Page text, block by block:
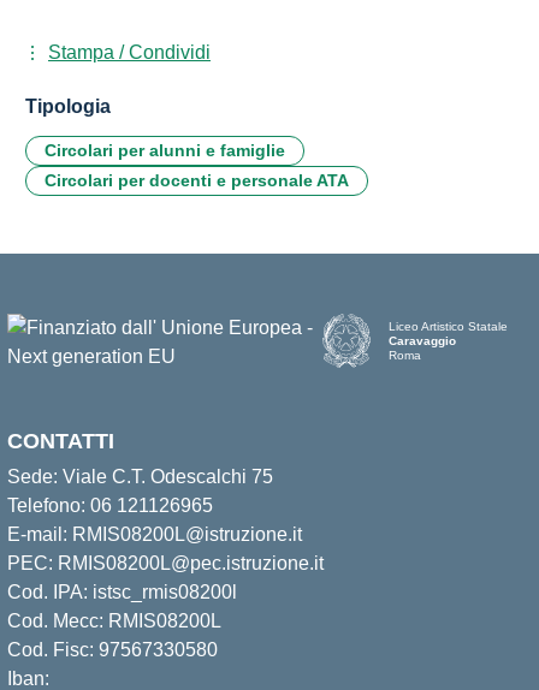
Stampa / Condividi
Tipologia
Circolari per alunni e famiglie
Circolari per docenti e personale ATA
Liceo Artistico Statale
Caravaggio
Roma
CONTATTI
Sede: Viale C.T. Odescalchi 75
Telefono: 06 121126965
E-mail: RMIS08200L@istruzione.it
PEC: RMIS08200L@pec.istruzione.it
Cod. IPA: istsc_rmis08200l
Cod. Mecc: RMIS08200L
Cod. Fisc: 97567330580
Iban: